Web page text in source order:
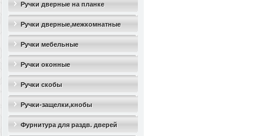
Ручки дверные на планке
Ручки дверные,межкомнатные
Ручки мебельные
Ручки оконные
Ручки скобы
Ручки-защелки,кнобы
Фурнитура для раздв. дверей